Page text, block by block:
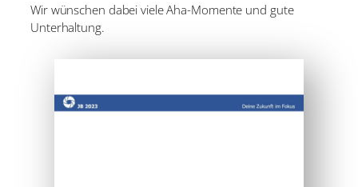
Wir wünschen dabei viele Aha-Momente und gute
Unterhaltung.